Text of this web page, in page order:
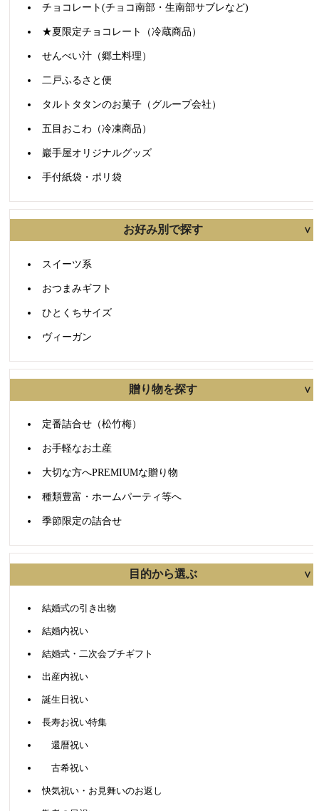
チョコレート(チョコ南部・生南部サブレなど)
★夏限定チョコレート（冷蔵商品）
せんべい汁（郷土料理）
二戸ふるさと便
タルトタタンのお菓子（グループ会社）
五目おこわ（冷凍商品）
巖手屋オリジナルグッズ
手付紙袋・ポリ袋
お好み別で探す
スイーツ系
おつまみギフト
ひとくちサイズ
ヴィーガン
贈り物を探す
定番詰合せ（松竹梅）
お手軽なお土産
大切な方へPREMIUMな贈り物
種類豊富・ホームパーティ等へ
季節限定の詰合せ
目的から選ぶ
結婚式の引き出物
結婚内祝い
結婚式・二次会プチギフト
出産内祝い
誕生日祝い
長寿お祝い特集
還暦祝い
古希祝い
快気祝い・お見舞いのお返し